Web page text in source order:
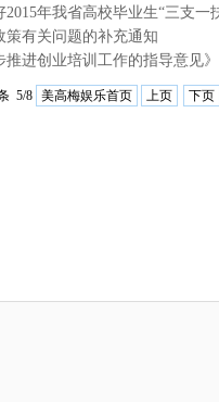
策有关问题的补充通知
5/8 美高梅娱乐首页 上页 下页